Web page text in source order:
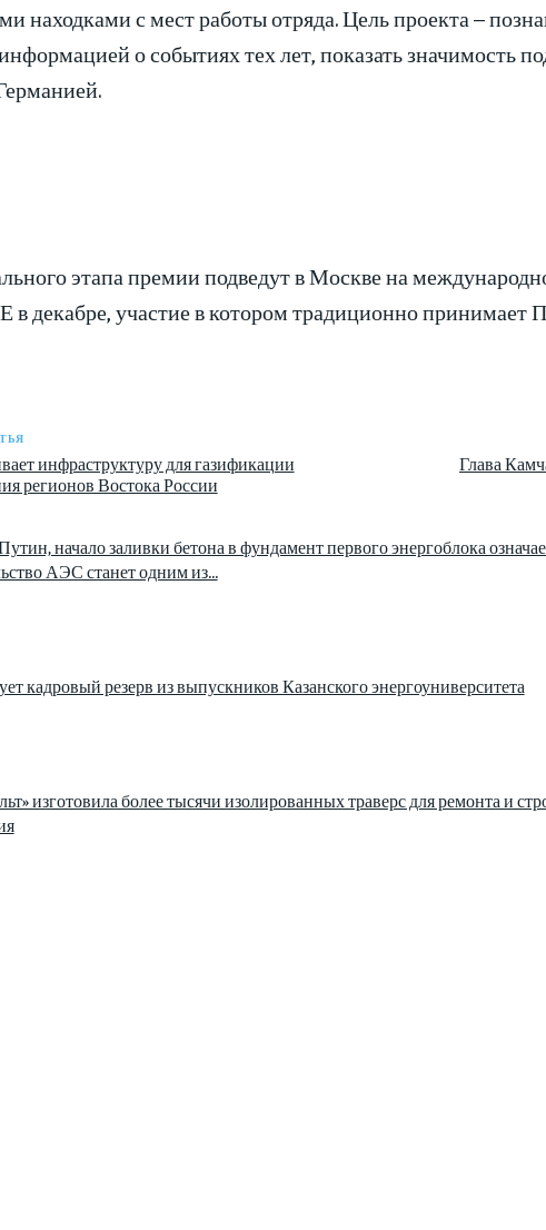
находками с мест работы отряда. Цель проекта –
о событиях тех лет, показать значимость
этапа премии подведут в Москве на
участие в котором традиционно принимает
инфраструктуру для газификации
регионов Востока России
Глава
начало заливки бетона в фундамент первого энергоблока
АЭС станет одним из...
кадровый резерв из выпускников Казанского энергоуниверситета
изготовила более тысячи изолированных траверс для ремонта и